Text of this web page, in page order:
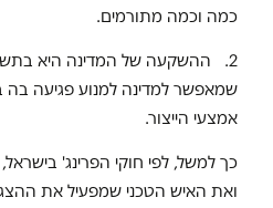
כמה וכמה מתורמים.
2. ההשקעה של המדינה היא
שמאפשר למדינה למנוע פגיעה
אמצעי הייצור.
כך למשל, לפי חוקי הפרינג'
ואת האיש הטכני שמפעיל את